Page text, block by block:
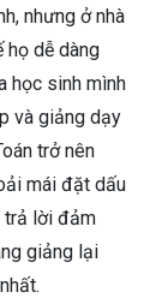
nhưng ở nhà
họ dễ dàng
học sinh mình
và giảng dạy
trở nên
mái đặt dấu
trả lời đảm
giảng lại